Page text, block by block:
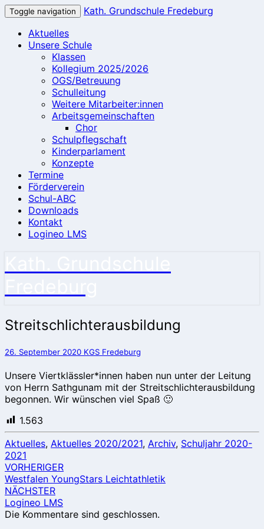
Toggle navigation
Kath. Grundschule Fredeburg
Aktuelles
Unsere Schule
Klassen
Kollegium 2025/2026
OGS/Betreuung
Schulleitung
Weitere Mitarbeiter:innen
Arbeitsgemeinschaften
Chor
Schulpflegschaft
Kinderparlament
Konzepte
Termine
Förderverein
Schul-ABC
Downloads
Kontakt
Logineo LMS
Streitschlichterausbildung
Streitschlichterausbildung
26. September 2020 KGS Fredeburg
Unsere Viertklässler*innen haben nun unter der Leitung
von Herrn Sathgunam mit der Streitschlichterausbildung
begonnen. Wir wünschen viel Spaß 🙂
1.563
Aktuelles, Aktuelles 2020/2021, Archiv, Schuljahr 2020-
2021
Beitragsnavigation
VORHERIGER
Westfalen YoungStars Leichtathletik
NÄCHSTER
Logineo LMS
Die Kommentare sind geschlossen.